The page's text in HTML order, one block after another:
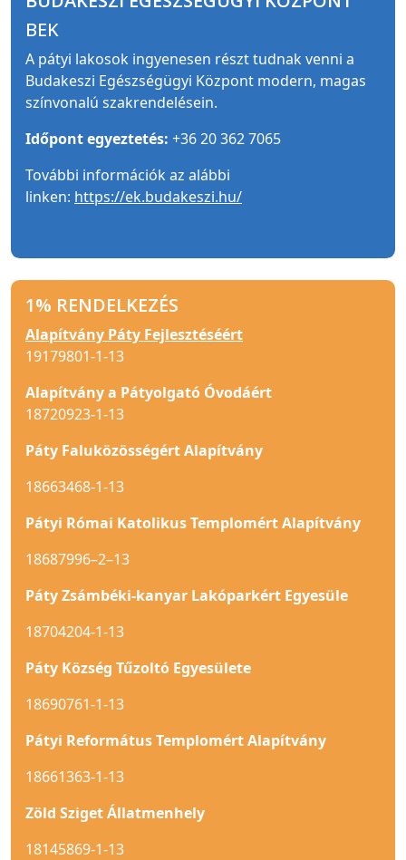
BEK
A pátyi lakosok ingyenesen részt tudnak venni a
Budakeszi Egészségügyi Központ modern, magas
színvonalú szakrendelésein.
Időpont egyeztetés: +36 20 362 7065
További információk az alábbi
linken: https://ek.budakeszi.hu/
1% RENDELKEZÉS
Alapítvány Páty Fejlesztéséért
19179801-1-13
Alapítvány a Pátyolgató Óvodáért
18720923-1-13
Páty Faluközösségért Alapítvány
18663468-1-13
Pátyi Római Katolikus Templomért Alapítvány
18687996–2–13
Páty Zsámbéki-kanyar Lakóparkért Egyesüle
18704204-1-13
Páty Község Tűzoltó Egyesülete
18690761-1-13
Pátyi Református Templomért Alapítvány
18661363-1-13
Zöld Sziget Állatmenhely
18145869-1-13